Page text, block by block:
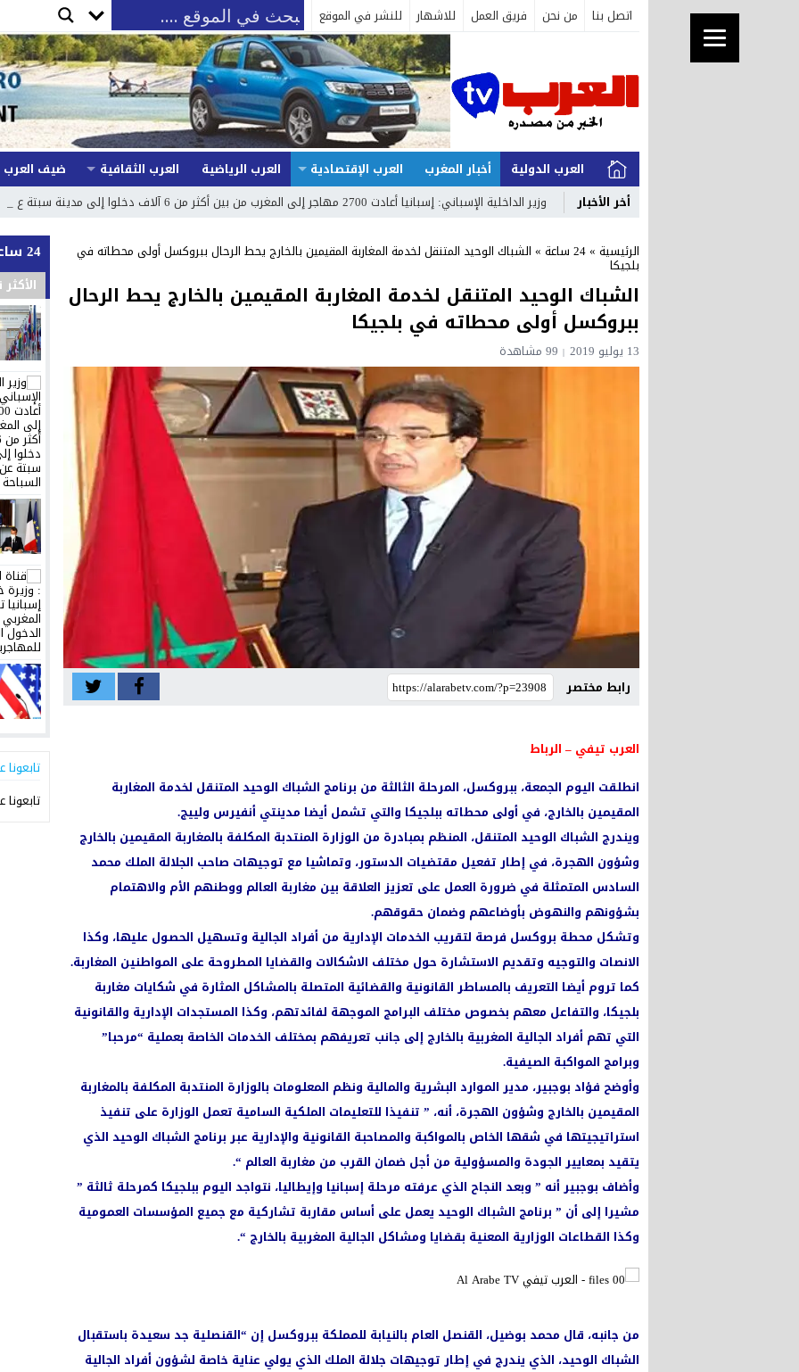
اتصل بنا من نحن فريق العمل للاشهار للنشر في الموقع
العرب الدولية أخبار المغرب العرب الإقتصادية العرب الرياضية العرب الثقافية ضيف العرب
أخر الأخبار
وزير الداخلية الإسباني: إسبانيا أعادت 2700 مهاجر إلى المغرب من بين أكثر من 6 آلاف دخلوا إلى مدينة سبتة عن طريق الس _
الرئيسية »24 ساعة » الشباك الوحيد المتنقل لخدمة المغاربة المقيمين بالخارج يحط الرحال ببروكسل أولى محطاته في
بلجيكا
الشباك الوحيد المتنقل لخدمة المغاربة المقيمين بالخارج يحط الرحال
ببروكسل أولى محطاته في بلجيكا
13 يوليو 2019 99 مشاهدة
رابط مختصر
العرب تيفي – الرباط
انطلقت اليوم الجمعة، ببروكسل، المرحلة الثالثة من برنامج الشباك الوحيد المتنقل لخدمة المغاربة
المقيمين بالخارج، في أولى محطاته ببلجيكا والتي تشمل أيضا مدينتي أنفيرس ولييج.
ويندرج الشباك الوحيد المتنقل، المنظم بمبادرة من الوزارة المنتدبة المكلفة بالمغاربة المقيمين بالخارج
وشؤون الهجرة، في إطار تفعيل مقتضيات الدستور، وتماشيا مع توجيهات صاحب الجلالة الملك محمد
السادس المتمثلة في ضرورة العمل على تعزيز العلاقة بين مغاربة العالم ووطنهم الأم والاهتمام
بشؤونهم والنهوض بأوضاعهم وضمان حقوقهم.
وتشكل محطة بروكسل فرصة لتقريب الخدمات الإدارية من أفراد الجالية وتسهيل الحصول عليها، وكذا
الانصات والتوجيه وتقديم الاستشارة حول مختلف الاشكالات والقضايا المطروحة على المواطنين المغاربة.
كما تروم أيضا التعريف بالمساطر القانونية والقضائية المتصلة بالمشاكل المثارة في شكايات مغاربة
بلجيكا، والتفاعل معهم بخصوص مختلف البرامج الموجهة لفائدتهم، وكذا المستجدات الإدارية والقانونية
التي تهم أفراد الجالية المغربية بالخارج إلى جانب تعريفهم بمختلف الخدمات الخاصة بعملية “مرحبا”
وبرامج المواكبة الصيفية.
وأوضح فؤاد بوجبير، مدير الموارد البشرية والمالية ونظم المعلومات بالوزارة المنتدبة المكلفة بالمغاربة
المقيمين بالخارج وشؤون الهجرة، أنه، ” تنفيذا للتعليمات الملكية السامية تعمل الوزارة على تنفيذ
استراتيجيتها في شقها الخاص بالمواكبة والمصاحبة القانونية والإدارية عبر برنامج الشباك الوحيد الذي
يتقيد بمعايير الجودة والمسؤولية من أجل ضمان القرب من مغاربة العالم “.
وأضاف بوجبير أنه ” وبعد النجاح الذي عرفته مرحلة إسبانيا وإيطاليا، نتواجد اليوم ببلجيكا كمرحلة ثالثة ”
مشيرا إلى أن ” برنامج الشباك الوحيد يعمل على أساس مقاربة تشاركية مع جميع المؤسسات العمومية
وكذا القطاعات الوزارية المعنية بقضايا ومشاكل الجالية المغربية بالخارج “.
من جانبه، قال محمد بوضيل، القنصل العام بالنيابة للمملكة ببروكسل إن “القنصلية جد سعيدة باستقبال
الشباك الوحيد، الذي يندرج في إطار توجيهات جلالة الملك الذي يولي عناية خاصة لشؤون أفراد الجالية
24 ساعة